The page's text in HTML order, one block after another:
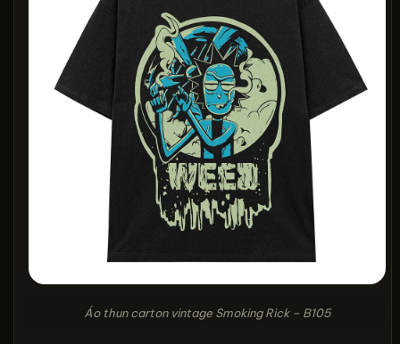
Áo thun carton vintage Smoking Rick – B105